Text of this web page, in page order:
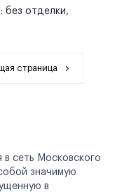
отделки,
страница
сеть Московского
значимую
в